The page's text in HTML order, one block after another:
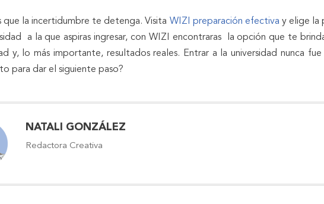
que la incertidumbre te detenga. Visita WIZI preparación efectiva y elige la
a la que aspiras ingresar, con WIZI encontraras la opción que te
y, lo más importante, resultados reales. Entrar a la universidad nunca
para dar el siguiente paso?
NATALI GONZÁLEZ
Redactora Creativa